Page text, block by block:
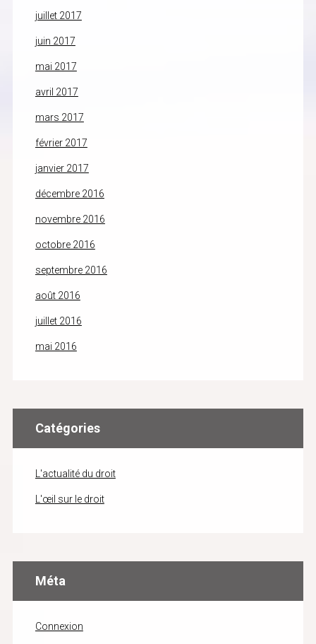
juillet 2017
juin 2017
mai 2017
avril 2017
mars 2017
février 2017
janvier 2017
décembre 2016
novembre 2016
octobre 2016
septembre 2016
août 2016
juillet 2016
mai 2016
Catégories
L'actualité du droit
L'œil sur le droit
Méta
Connexion